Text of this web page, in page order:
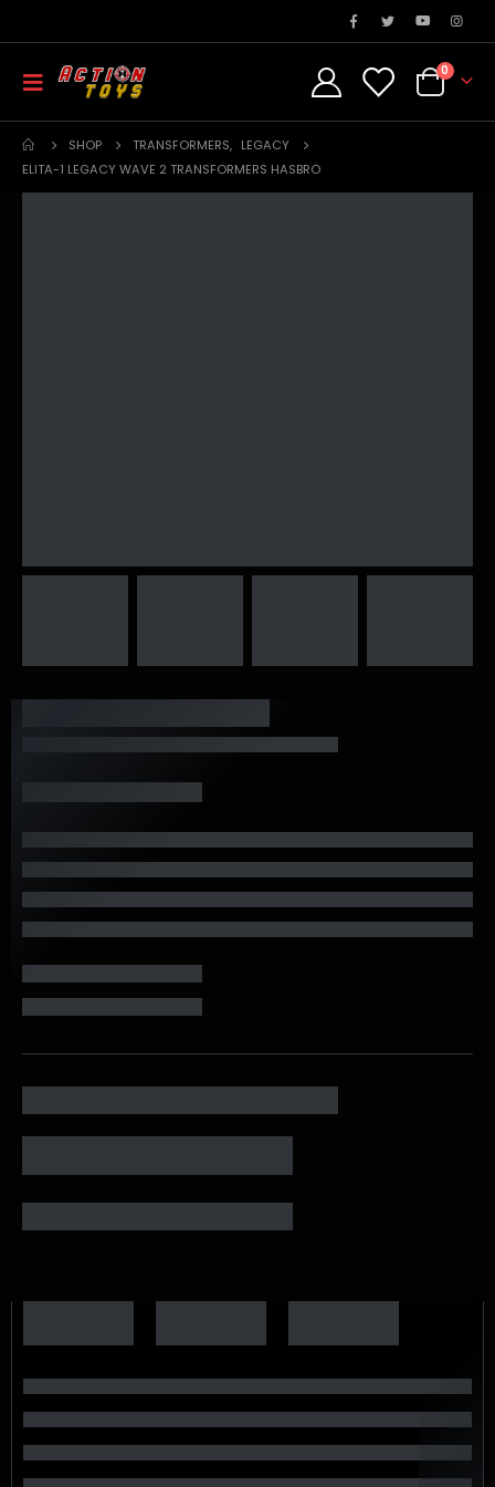
0
SHOP TRANSFORMERS, LEGACY
ELITA-1 LEGACY WAVE 2 TRANSFORMERS HASBRO